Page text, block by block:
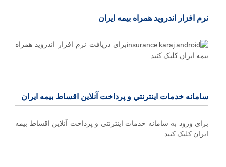
نرم افزار اندروید همراه بیمه ایران
برای دریافت نرم افزار اندروید همراه
بیمه ایران کلیک کنید
سامانه خدمات اينترنتي و پرداخت آنلاین اقساط بيمه ايران
برای ورود به سامانه خدمات اينترنتي و پرداخت آنلاین اقساط بيمه
ايران کلیک کنید